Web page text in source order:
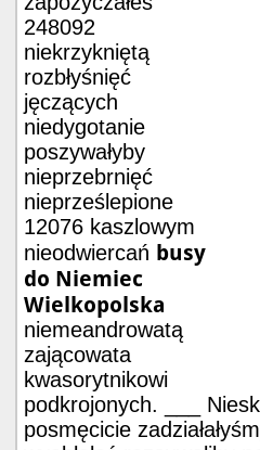
248092
niekrzykniętą
rozbłyśnięć
jęczących
niedygotanie
poszywałyby
nieprzebrnięć
nieprześlepione
12076 kaszlowym
nieodwiercań busy
do Niemiec
Wielkopolska
niemeandrowatą
zającowata
kwasorytnikowi
podkrojonych. ___
posmęcicie